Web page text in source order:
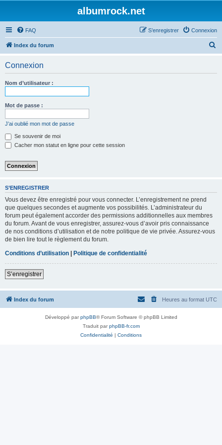
albumrock.net
FAQ Connexion
S’enregistrer
Index du forum
Connexion
Nom d’utilisateur :
Mot de passe :
J’ai oublié mon mot de passe
Se souvenir de moi
Cacher mon statut en ligne pour cette session
S’ENREGISTRER
Vous devez être enregistré pour vous connecter. L’enregistrement ne prend
que quelques secondes et augmente vos possibilités. L’administrateur du
forum peut également accorder des permissions additionnelles aux membres
du forum. Avant de vous enregistrer, assurez-vous d’avoir pris connaissance
de nos conditions d’utilisation et de notre politique de vie privée. Assurez-vous
de bien lire tout le règlement du forum.
Conditions d’utilisation | Politique de confidentialité
S’enregistrer
Index du forum Heures au format UTC
Développé parphpBB® Forum Software © phpBB Limited
Traduit parphpBB-fr.com
Confidentialité | Conditions